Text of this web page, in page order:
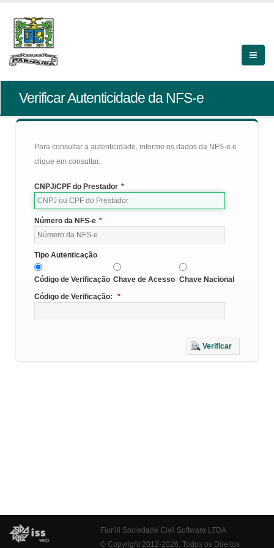
Verificar Autenticidade da NFS-e
Para consultar a autenticidade, informe os dados da NFS-e e
clique em consultar.
CNPJ/CPF do Prestador *
Número da NFS-e *
Tipo Autenticação
Código de Verificação Chave de Acesso Chave Nacional
Código de Verificação:
*
Verificar
Fiorilli Sociedade Civil Software LTDA
© Copyright 2012-2026. Todos os Direitos